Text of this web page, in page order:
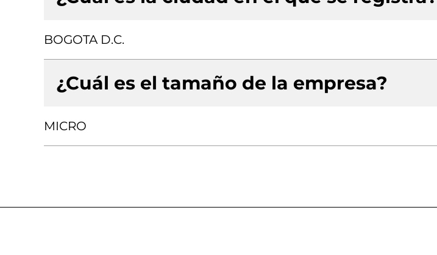
BOGOTA D.C.
¿Cuál es el tamaño de la empresa?
MICRO